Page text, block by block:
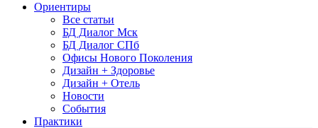
Ориентиры
Все статьи
БД Диалог Мск
БД Диалог СПб
Офисы Нового Поколения
Дизайн + Здоровье
Дизайн + Отель
Новости
События
Практики